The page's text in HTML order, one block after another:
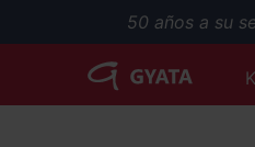
50 años a su